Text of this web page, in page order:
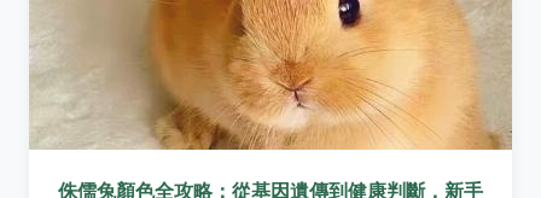
侏儒兔顏色全攻略：從基因遺傳到健康判斷，新手